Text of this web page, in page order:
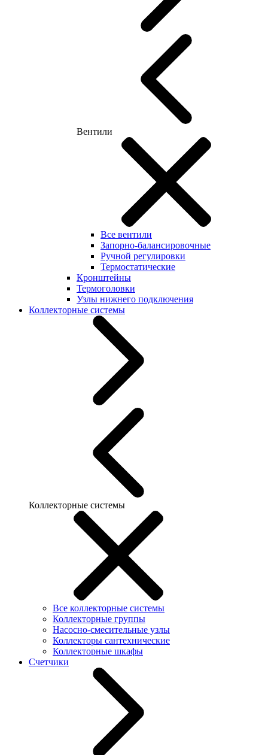
Вентили
Все вентили
Запорно-балансировочные
Ручной регулировки
Термостатические
Кронштейны
Термоголовки
Узлы нижнего подключения
Коллекторные системы
Коллекторные системы
Все коллекторные системы
Коллекторные группы
Насосно-смесительные узлы
Коллекторы сантехнические
Коллекторные шкафы
Счетчики